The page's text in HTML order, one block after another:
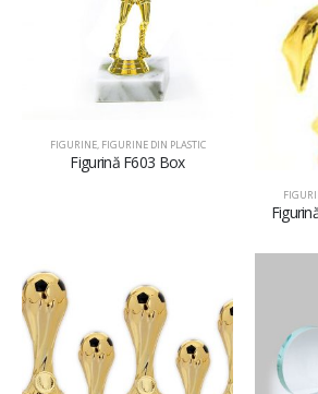
FIGURINE, FIGURINE DIN PLASTIC
Figurină F603 Box